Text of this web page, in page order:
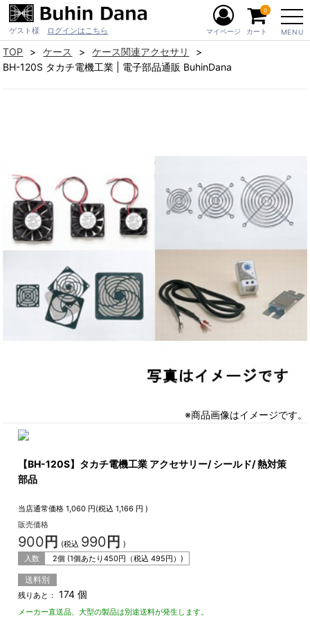
ゲスト様 ログインはこちら MENU
マイページ カート
0
TOP ケース
ケース関連アクセサリ
BH-120S タカチ電機工業 | 電子部品通販 BuhinDana
※商品画像はイメージです。
【BH-120S】タカチ電機工業 アクセサリー/ シールド/ 熱対策
部品
当店通常価格 1,060 円(税込1,166 円 )
販売価格
900 円 (税込 990 円 )
入数
2個 (1個あたり450円（税込495円）)
送料別
残りあと： 174 個
メーカー直送品、大型の製品は別途送料が発生します。